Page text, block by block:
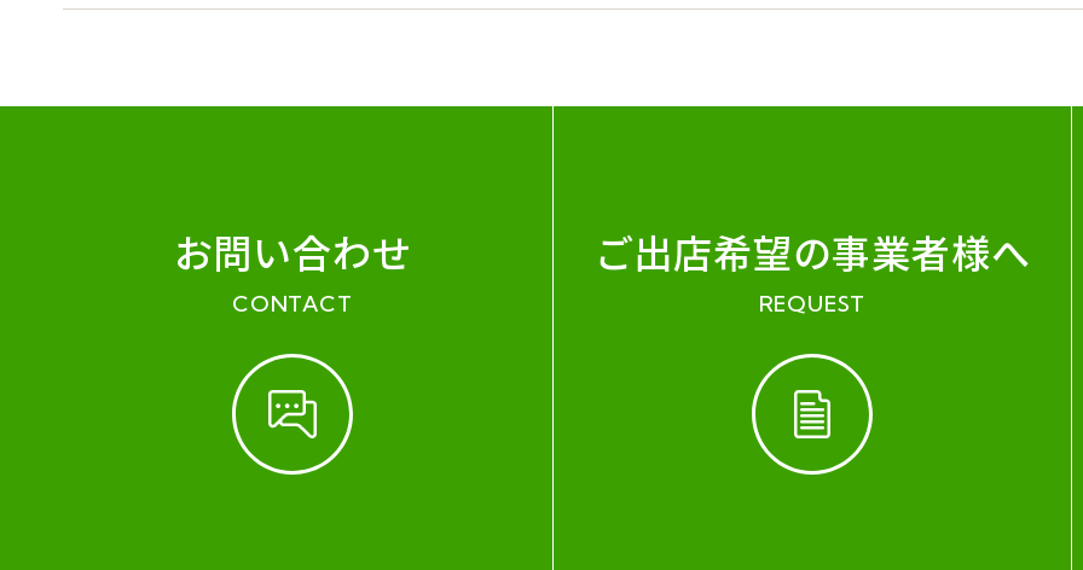
お問い合わせ
CONTACT
ご出店希望の事業者様へ
REQUEST